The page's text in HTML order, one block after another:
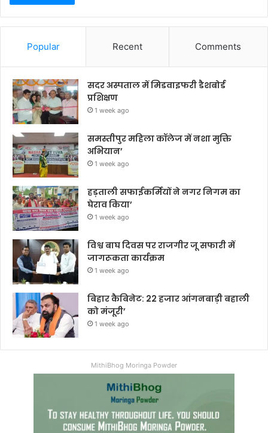
Popular Recent Comments
सदर अस्पताल में मिडवाइफरी डैशबोर्ड
प्रशिक्षण
1 week ago
समस्तीपुर महिला कॉलेज में नशा मुक्ति
अभियान’
1 week ago
हड़ताली सफाईकर्मियों ने नगर निगम का
घेराव किया’
1 week ago
विश्व बाघ दिवस पर राजगीर जू सफारी में
जागरूकता कार्यक्रम
1 week ago
बिहार कैबिनेट: 22 हजार आंगनबाड़ी बहाली
को मंजूरी’
1 week ago
MithiBhog Moringa Powder